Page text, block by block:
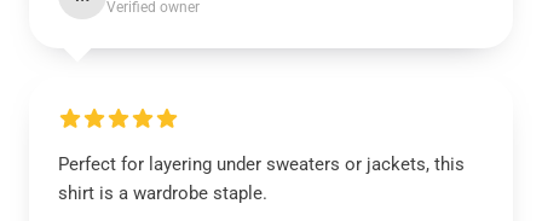
Verified owner
Perfect for layering under sweaters or jackets, this
shirt is a wardrobe staple.